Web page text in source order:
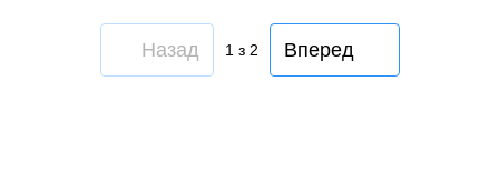
Назад 1 з 2 Вперед